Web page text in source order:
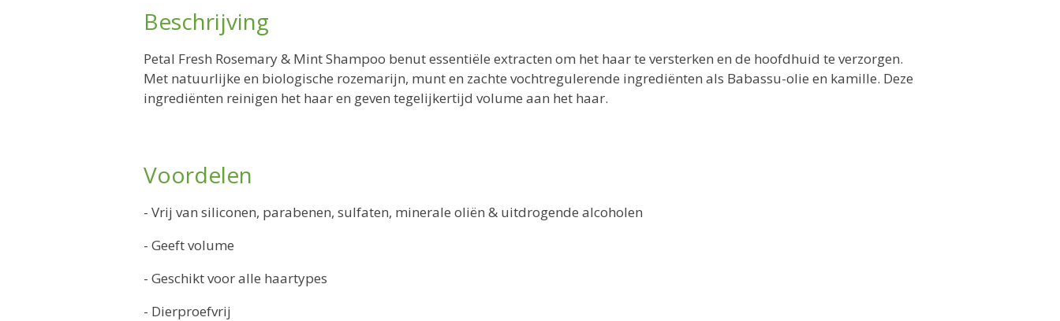
Beschrijving
Petal Fresh Rosemary & Mint Shampoo benut essentiële extracten om het haar te versterken en de hoofdhuid te verzorgen.
Met natuurlijke en biologische rozemarijn, munt en zachte vochtregulerende ingrediënten als Babassu-olie en kamille. Deze
ingrediënten reinigen het haar en geven tegelijkertijd volume aan het haar.
Voordelen
- Vrij van siliconen, parabenen, sulfaten, minerale oliën & uitdrogende alcoholen
- Geeft volume
- Geschikt voor alle haartypes
- Dierproefvrij